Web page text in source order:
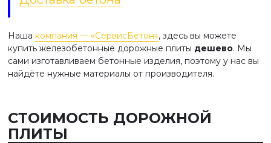
Наша компания — «СервисБетон», здесь вы можете
купить железобетонные дорожные плиты дешево. Мы
сами изготавливаем бетонные изделия, поэтому у нас вы
найдёте нужные материалы от производителя.
СТОИМОСТЬ ДОРОЖНОЙ
ПЛИТЫ